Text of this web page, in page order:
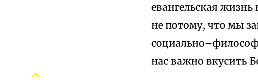
евангельская жизнь
не потому, что мы
нас важно вкусить